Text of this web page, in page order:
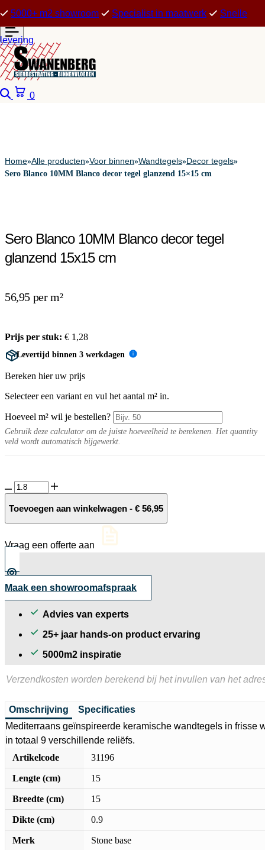
5000+ m2 showroom Specialist in maatwerk Snelle
levering
Zoeken
0
Home»Alle producten»Voor binnen»Wandtegels»Decor tegels»
Sero Blanco 10MM Blanco decor tegel glanzend 15×15 cm
Sero Blanco 10MM Blanco decor tegel
glanzend 15x15 cm
56,95 per m²
Prijs per stuk: € 1,28
Levertijd binnen 3 werkdagen i
Bereken hier uw prijs
Selecteer een variant en vul het aantal m² in.
Hoeveel m² wil je bestellen?
Gebruik deze calculator om de juiste hoeveelheid te berekenen. Het quantity
veld wordt automatisch bijgewerkt.
Sero
Blanco
10MM
glanzend
cm
Toevoegen aan winkelwagen - € 56,95
Vraag een offerte aan
Maak een showroomafspraak
Advies van experts
25+ jaar hands-on product ervaring
5000m2 inspiratie
Verzendkosten worden berekend bij het invullen van het
Omschrijving
Specificaties
Mediterraans geïnspireerde keramische wandtegels in frisse
in totaal 9 verschillende reliëfs.
Artikelcode
31196
Lengte (cm) 15
Breedte (cm) 15
Dikte (cm) 0.9
Merk Stone base